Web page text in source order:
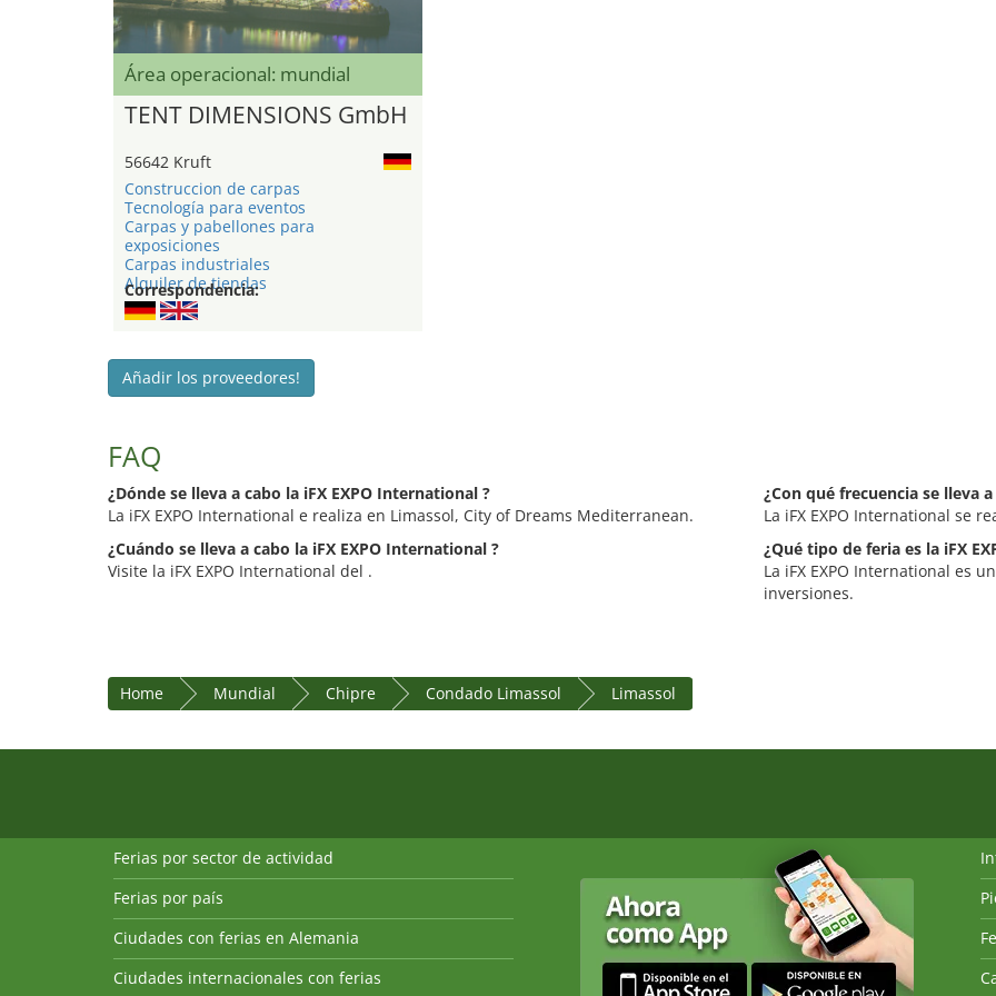
Área operacional: mundial
TENT DIMENSIONS GmbH
56642 Kruft
Construccion de carpas
Tecnología para eventos
Carpas y pabellones para
exposiciones
Carpas industriales
Alquiler de tiendas
Correspondencia:
Añadir los proveedores!
FAQ
¿Dónde se lleva a cabo la iFX EXPO International ?
La iFX EXPO International e realiza en Limassol, City of Dreams Mediterranean.
¿Cuándo se lleva a cabo la iFX EXPO International ?
Visite la iFX EXPO International del .
¿Con qué frecuencia se lleva
La iFX EXPO International se
¿Qué tipo de feria es la iFX
La iFX EXPO International es
inversiones.
Home Mundial Chipre Condado Limassol Limassol
Ferias por sector de actividad
Ferias por país
Ciudades con ferias en Alemania
Ciudades internacionales con ferias